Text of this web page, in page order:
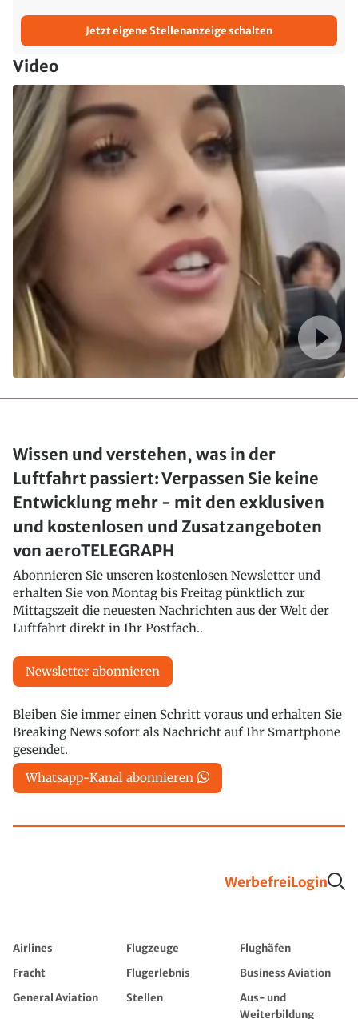
Jetzt eigene Stellenanzeige schalten
Video
Wissen und verstehen, was in der
Luftfahrt passiert: Verpassen Sie keine
Entwicklung mehr - mit den exklusiven
und kostenlosen und Zusatzangeboten
von aeroTELEGRAPH
Abonnieren Sie unseren kostenlosen Newsletter und
erhalten Sie von Montag bis Freitag pünktlich zur
Mittagszeit die neuesten Nachrichten aus der Welt der
Luftfahrt direkt in Ihr Postfach..
Newsletter abonnieren
Bleiben Sie immer einen Schritt voraus und erhalten Sie
Breaking News sofort als Nachricht auf Ihr Smartphone
gesendet.
Whatsapp-Kanal abonnieren
WerbefreiLogin
Airlines Flugzeuge
Flughäfen
Fracht
Flugerlebnis
Business Aviation
General Aviation
Stellen
Aus- und
Weiterbildung